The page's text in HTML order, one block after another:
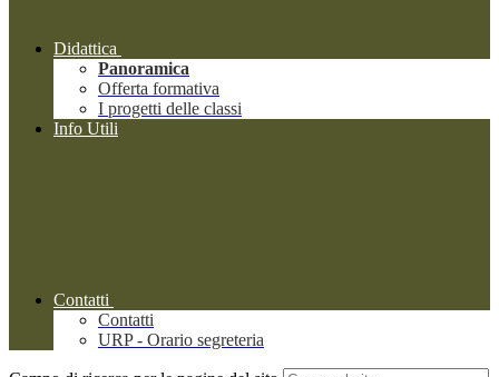
Didattica
Panoramica
Offerta formativa
I progetti delle classi
Info Utili
Contatti
Contatti
URP - Orario segreteria